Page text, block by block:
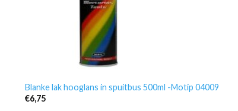
Blanke lak hooglans in spuitbus 500ml -Motip 04009
€6,75